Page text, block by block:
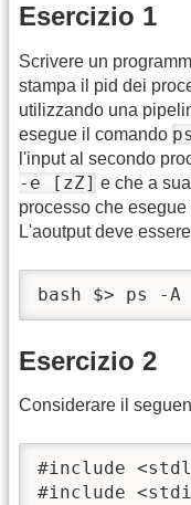
Esercizio 1
Scrivere un
stampa il pid dei
utilizzando una
esegue il comando
l'input al secondo
-e [zZ] e che a
processo che
L'aoutput deve
bash $> ps
Esercizio 2
Considerare il
#include
#include